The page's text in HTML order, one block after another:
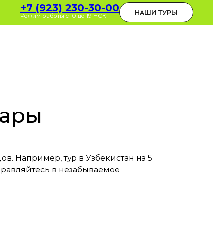
НСК ОБРАТНЫЙ ЗВОНОК
+7 (923) 230-30-00
Режим работы с 10 до 19 НСК НАШИ ТУРЫ
Например, тур в Узбекистан на 5
в незабываемое